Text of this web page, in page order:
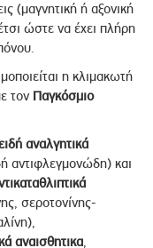
(μαγνητική ή αξονική
ώστε να έχει πλήρη
η κλιμακωτή
τον Παγκόσμιο
αναλγητικά
αντιφλεγμονώδη) και
σεροτονίνης-
αναισθητικα,